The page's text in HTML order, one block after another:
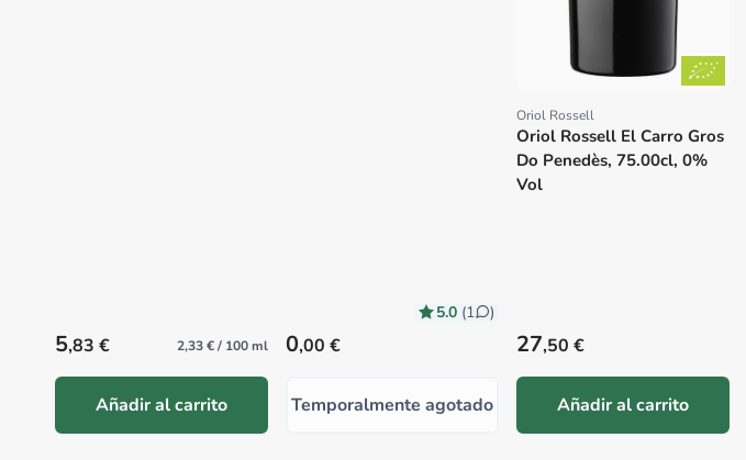
Precio habitual
5,83 € 2,33 € / 100 ml
Añadir al carrito
5.0 (1 )
Precio habitual
0,00 €
Temporalmente agotado
Proveedor:
Oriol Rossell
Oriol Rossell El Carro Gros
Do Penedès, 75.00cl, 0%
Vol
Precio habitual
27,50 €
Añadir al carrito